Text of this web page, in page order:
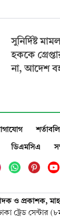
সুনির্দিষ্ট
হককে
না, আদেশ
ডিএমসিএ
ও প্রকাশক,
ট্রেড সেন্টার